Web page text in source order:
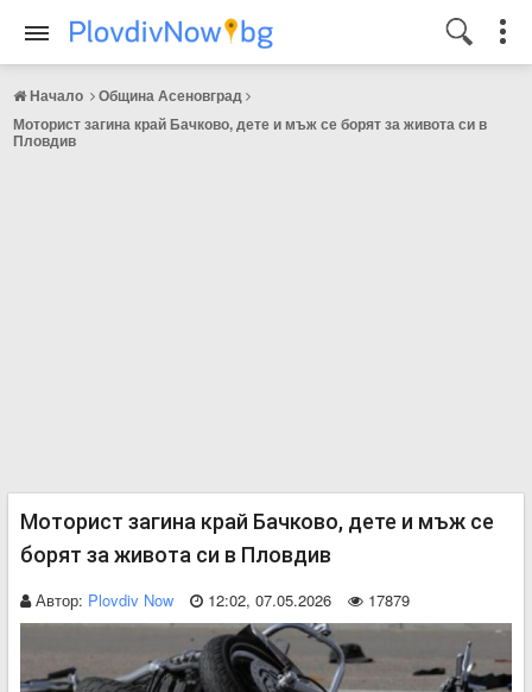
Начало
Община Асеновград
Моторист загина край Бачково, дете и мъж се борят за живота си в
Пловдив
Моторист загина край Бачково, дете и мъж се
борят за живота си в Пловдив
Автор: Plovdiv Now 12:02, 07.05.2026 17879